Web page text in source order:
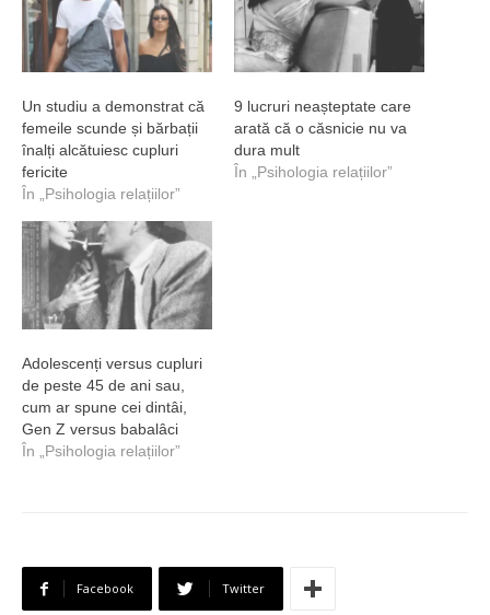
Un studiu a demonstrat că
femeile scunde și bărbații
înalți alcătuiesc cupluri
fericite
În „Psihologia relațiilor”
9 lucruri neașteptate care
arată că o căsnicie nu va
dura mult
În „Psihologia relațiilor”
Adolescenți versus cupluri
de peste 45 de ani sau,
cum ar spune cei dintâi,
Gen Z versus babalâci
În „Psihologia relațiilor”
Facebook Twitter